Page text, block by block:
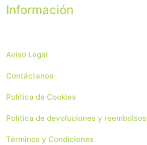
Información
Aviso Legal
Contáctanos
Política de Cookies
Política de devoluciones y reembolsos
Términos y Condiciones